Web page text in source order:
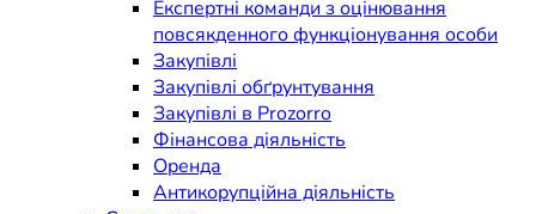
Експертні команди з оцінювання
повсякденного функціонування особи
Закупівлі
Закупівлі обґрунтування
Закупівлі в Prozorro
Фінансова діяльність
Оренда
Антикорупційна діяльність